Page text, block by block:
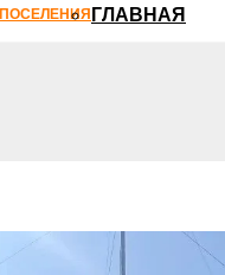
ПОСЕЛЕНИЯ ГЛАВНАЯ